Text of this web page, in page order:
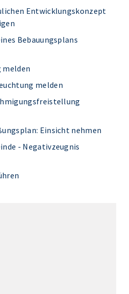
Entwicklungskonzept
Bebauungsplans
melden
melden
Einsicht nehmen
- Negativzeugnis